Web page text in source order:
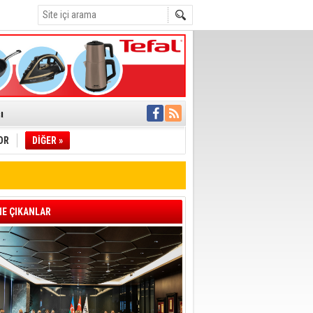
İletti
müdahale
Geçti
DİĞER »
ÇIKANLAR